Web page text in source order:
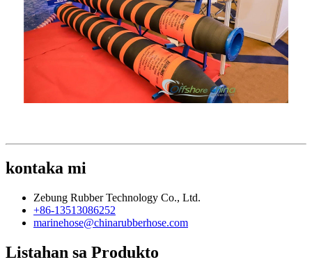
kontaka mi
Zebung Rubber Technology Co., Ltd.
+86-13513086252
marinehose@chinarubberhose.com
Listahan sa Produkto